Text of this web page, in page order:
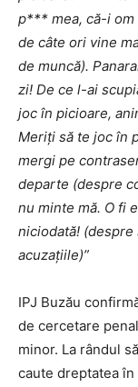
p*** mea, că-i
de câte ori vine
de muncă).
zi! De ce l-ai
joc în picioare,
Meriţi să te joc în
mergi pe
departe (despre
nu minte mă. O fi
niciodată! (despre
acuzaţiile)”
IPJ Buzău
de cercetare
minor. La rândul
caute dreptatea în